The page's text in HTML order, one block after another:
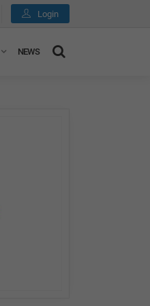
Login
NEWS